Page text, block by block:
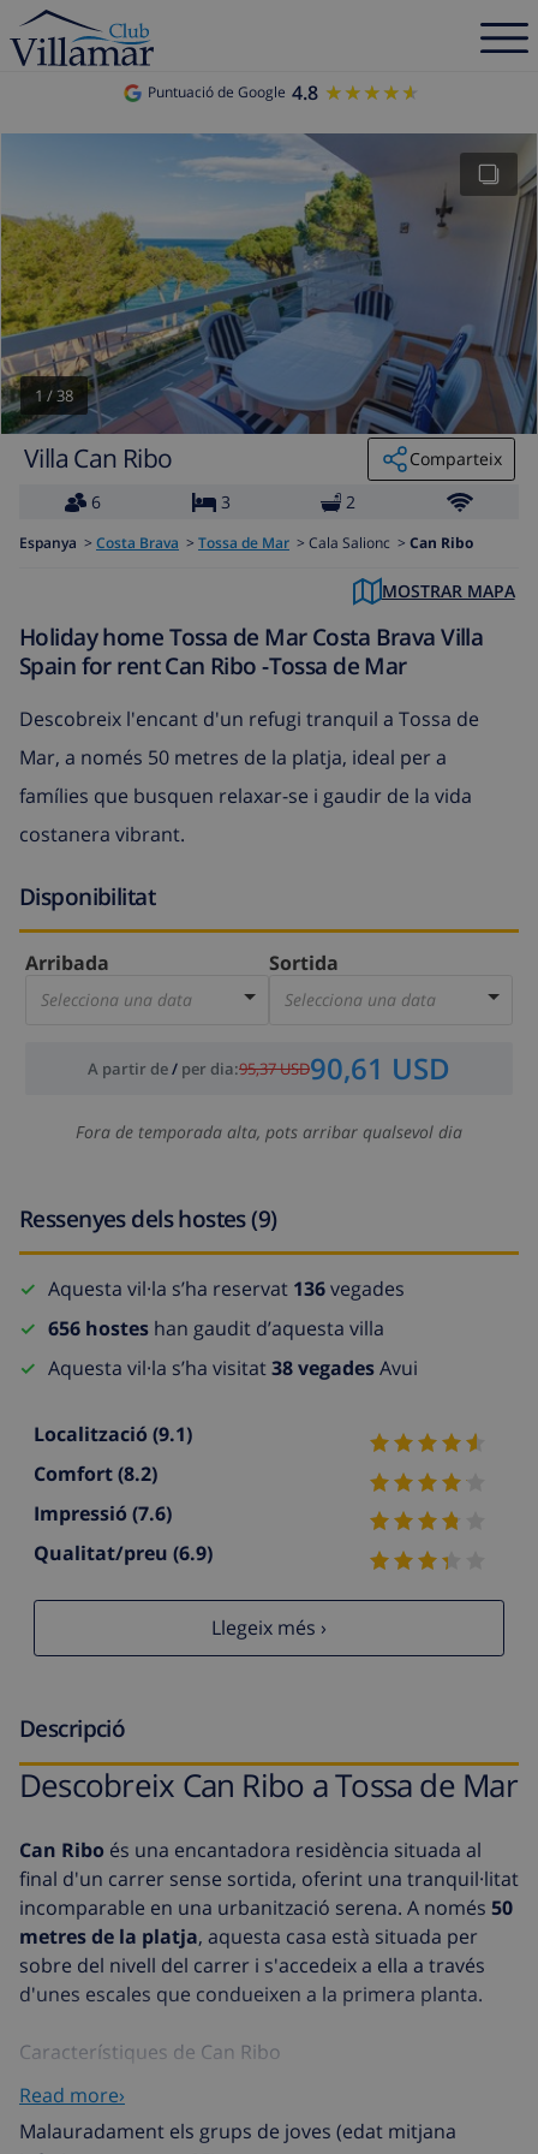
Puntuació de Google 4.8 ★★★★★
★★★★★
1 /38
Villa Can Ribo
Comparteix
6
3 2
Espanya > Costa Brava > Tossa de Mar > Cala Salionc > Can Ribo
MOSTRAR MAPA
Holiday home Tossa de Mar Costa Brava Villa
Spain for rent Can Ribo -Tossa de Mar
Descobreix l'encant d'un refugi tranquil a Tossa de
Mar, a només 50 metres de la platja, ideal per a
famílies que busquen relaxar-se i gaudir de la vida
costanera vibrant.
Disponibilitat
Arribada
Selecciona una data
Sortida
Selecciona una data
A partir de/ per dia:95,37 USD90,61 USD
Fora de temporada alta, pots arribar qualsevol dia
Ressenyes dels hostes (9)
Aquesta vil·la s’ha reservat 136vegades
656 hostes han gaudit d’aquesta villa
Aquesta vil·la s’ha visitat38 vegadesAvui
Localització (9.1)
Comfort(8.2)
Impressió (7.6)
Qualitat/preu (6.9)
Llegeix més ›
Descripció
Descobreix Can Ribo a Tossa de Mar
Can Ribo és una encantadora residència situada al
final d'un carrer sense sortida, oferint una tranquil·litat
incomparable en una urbanització serena. A només 50
metres de la platja, aquesta casa està situada per
sobre del nivell del carrer i s'accedeix a ella a través
d'unes escales que condueixen a la primera planta.
Característiques de Can Ribo
Entrada: Aquí trobaràs 1 habitació i 1 bany.
Primera planta: Inclou una sala d'estar, cuina,
Read more›
Malauradament els grups de joves (edat mitjana